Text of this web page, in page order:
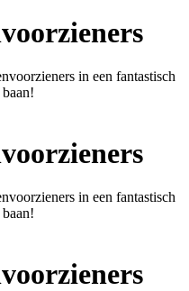
in een fantastisch
in een fantastisch